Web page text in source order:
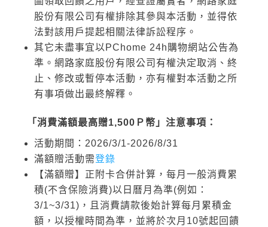
股份有限公司有權排除其參與本活動，並得依
法對該用戶提起相關法律訴訟程序。
其它未盡事宜以PChome 24h購物網站公告為
準。網路家庭股份有限公司有權決定取消、終
止、修改或暫停本活動，亦有權對本活動之所
有事項做出最終解釋。
「消費滿額最高贈1,500Ｐ幣」注意事項：
活動期間：2026/3/1-2026/8/31
滿額贈活動需登錄
【滿額贈】正附卡合併計算，每月一般消費累
積(不含保險消費)以日曆月為準(例如：
3/1~3/31)，且消費請款後始計算每月累積金
額，以授權時間為準，並將於次月10號起回饋